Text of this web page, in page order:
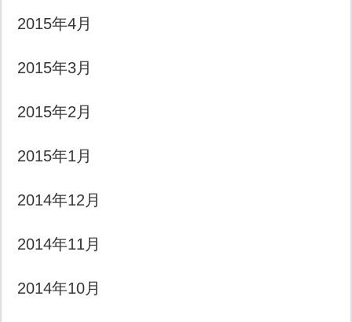
2015年4月
2015年3月
2015年2月
2015年1月
2014年12月
2014年11月
2014年10月